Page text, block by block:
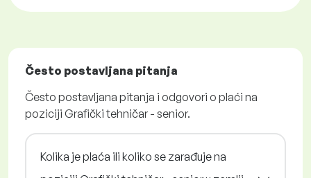
Često postavljana pitanja
Često postavljana pitanja i odgovori o plaći na
poziciji Grafički tehničar - senior.
Kolika je plaća ili koliko se zarađuje na